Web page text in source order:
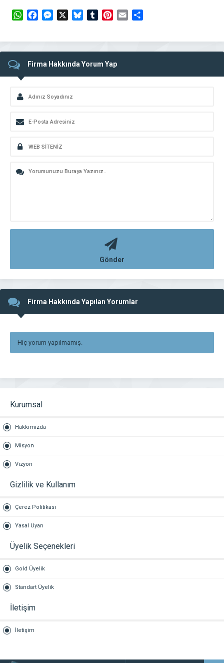
WhatsAppFacebookMessengerBlueskyTumblrPinterest
Email
Firma Hakkında Yorum Yap
Gönder
Firma Hakkında Yapılan Yorumlar
Hiç yorum yapılmamış.
Kurumsal
Hakkımızda
Misyon
Vizyon
Gizlilik ve Kullanım
Çerez Politikası
Yasal Uyarı
Üyelik Seçenekleri
Gold Üyelik
Standart Üyelik
İletişim
İletişim